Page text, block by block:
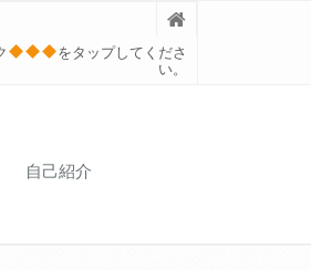
をタップしてくださ
い。
自己紹介